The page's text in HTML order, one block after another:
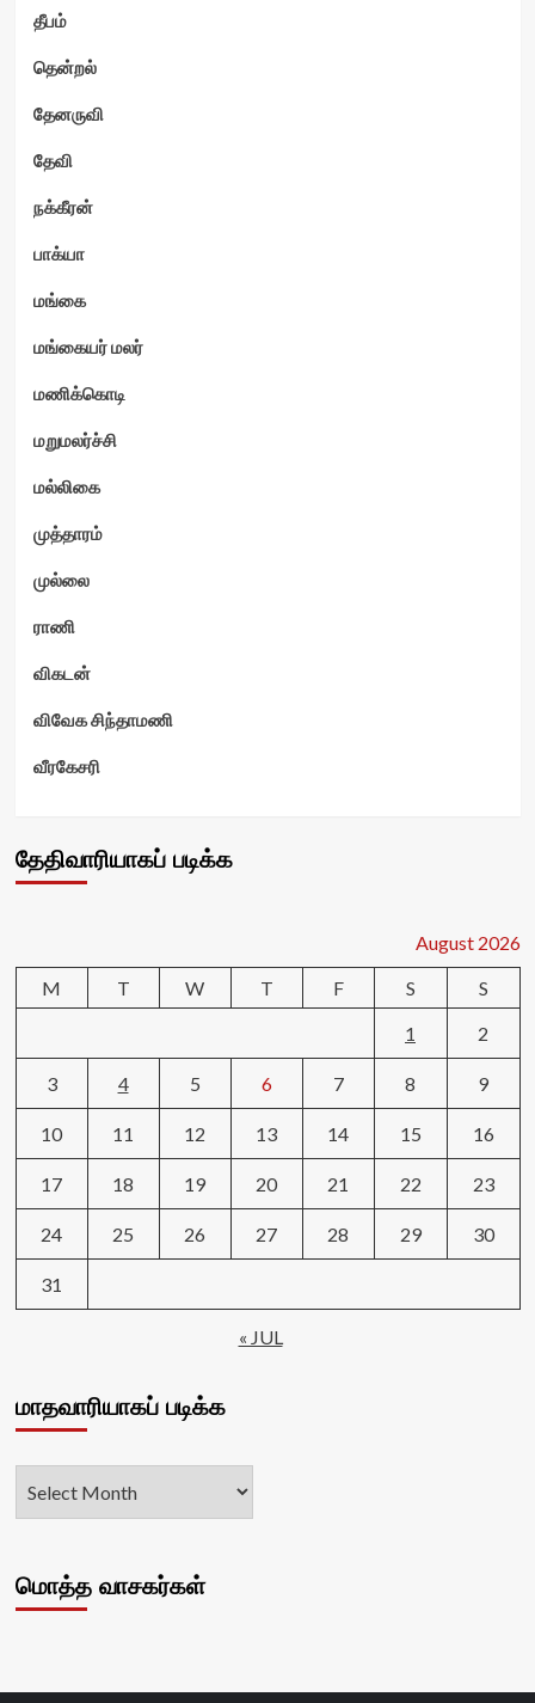
தீபம்
தென்றல்
தேனருவி
தேவி
நக்கீரன்
பாக்யா
மங்கை
மங்கையர் மலர்
மணிக்கொடி
மறுமலர்ச்சி
மல்லிகை
முத்தாரம்
முல்லை
ராணி
விகடன்
விவேக சிந்தாமணி
வீரகேசரி
தேதிவாரியாகப் படிக்க
August 2026
M
T W T F S
S
1
2
3 4 5 6 7 8 9
10 11 12 13 14 15 16
17 18 19 20 21 22 23
24 25 26 27 28 29 30
31
« JUL
மாதவாரியாகப் படிக்க
மொத்த வாசகர்கள்